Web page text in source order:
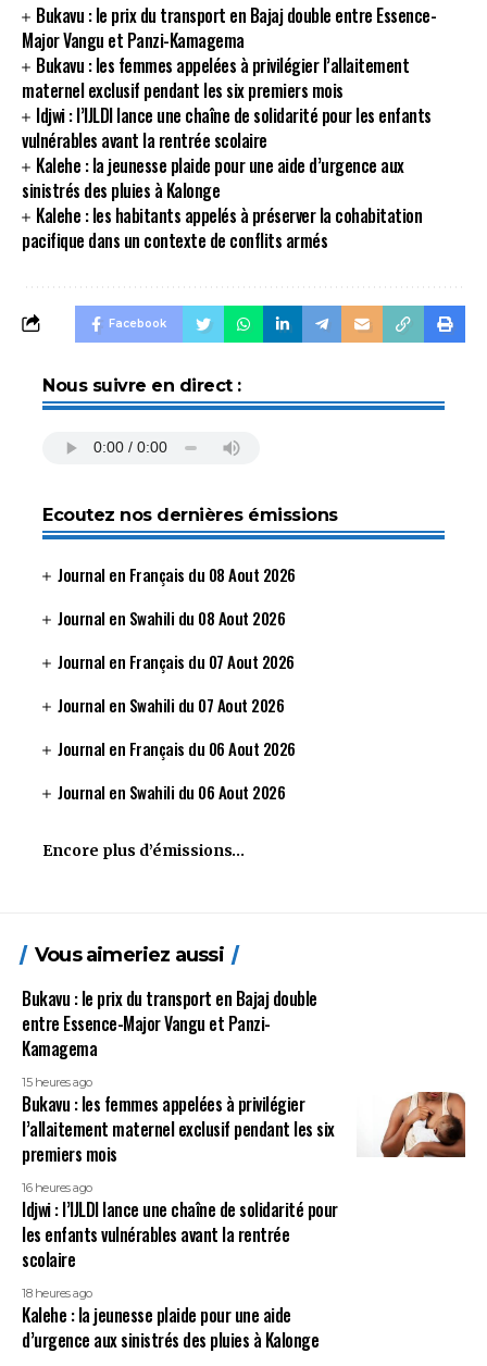
Bukavu : le prix du transport en Bajaj double entre Essence-
Major Vangu et Panzi-Kamagema
Bukavu : les femmes appelées à privilégier l’allaitement
maternel exclusif pendant les six premiers mois
Idjwi : l’IJLDI lance une chaîne de solidarité pour les enfants
vulnérables avant la rentrée scolaire
Kalehe : la jeunesse plaide pour une aide d’urgence aux
sinistrés des pluies à Kalonge
Kalehe : les habitants appelés à préserver la cohabitation
pacifique dans un contexte de conflits armés
Facebook
Nous suivre en direct :
Ecoutez nos dernières émissions
Journal en Français du 08 Aout 2026
Journal en Swahili du 08 Aout 2026
Journal en Français du 07 Aout 2026
Journal en Swahili du 07 Aout 2026
Journal en Français du 06 Aout 2026
Journal en Swahili du 06 Aout 2026
Encore plus d’émissions…
Vous aimeriez aussi
Bukavu : le prix du transport en Bajaj double
entre Essence-Major Vangu et Panzi-
Kamagema
15 heures ago
Bukavu : les femmes appelées à privilégier
l’allaitement maternel exclusif pendant les six
premiers mois
16 heures ago
Idjwi : l’IJLDI lance une chaîne de solidarité pour
les enfants vulnérables avant la rentrée
scolaire
18 heures ago
Kalehe : la jeunesse plaide pour une aide
d’urgence aux sinistrés des pluies à Kalonge